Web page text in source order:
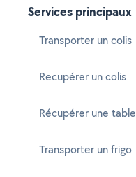
Services principaux
Transporter un colis
Recupérer un colis
Récupérer une table
Transporter un frigo